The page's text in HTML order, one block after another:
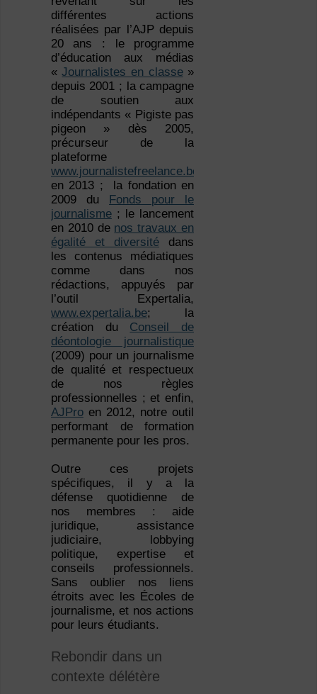
différentes actions
réalisées par l’AJP depuis
20 ans : le programme
d’éducation aux médias
«Journalistes en classe»
depuis 2001 ; la campagne
de soutien aux
indépendants « Pigiste pas
pigeon » dès 2005,
précurseur de la
plateforme
www.journalistefreelance.be
en 2013 ; la fondation en
2009 du Fonds pour le
journalisme; le lancement
en 2010 de nos travaux en
égalité et diversité dans
les contenus médiatiques
comme dans nos
rédactions, appuyés par
l’outil Expertalia,
www.expertalia.be; la
création du Conseil de
déontologie journalistique
(2009) pour un journalisme
de qualité et respectueux
de nos règles
professionnelles ; et enfin,
AJProen 2012, notre outil
performant de formation
permanente pour les pros.
Outre ces projets
spécifiques, il y a la
défense quotidienne de
nos membres : aide
juridique, assistance
judiciaire, lobbying
politique, expertise et
conseils professionnels.
Sans oublier nos liens
étroits avec les Écoles de
journalisme, et nos actions
pour leurs étudiants.
Rebondir dans un
contexte délétère